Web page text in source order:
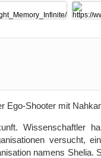
Ego-Shooter mit
Wissenschaftler
versucht,
namens Shelia.